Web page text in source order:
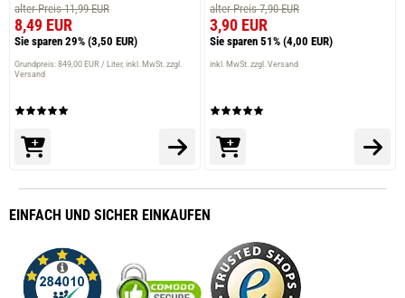
alter Preis 11,99 EUR
8,49 EUR
Sie sparen 29% (3,50 EUR)
Grundpreis: 849,00 EUR / Liter inkl. MwSt. zzgl.
Versand
alter Preis 7,90 EUR
3,90 EUR
Sie sparen 51% (4,00 EUR)
inkl. MwSt. zzgl. Versand
EINFACH UND SICHER EINKAUFEN